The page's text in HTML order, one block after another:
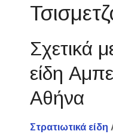
Σχετικά
είδη
Αθήνα
Στρατιωτικά είδη